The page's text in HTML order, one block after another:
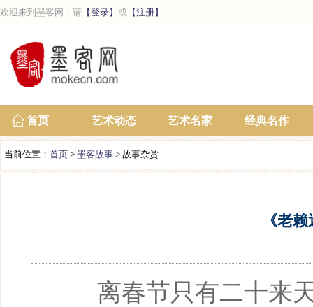
欢迎来到墨客网！请 【登录】 或 【注册】
首页 艺术动态 艺术名家 经典名作
当前位置： 首页 > 墨客故事 > 故事杂赏
《老
离春节只有二十来天